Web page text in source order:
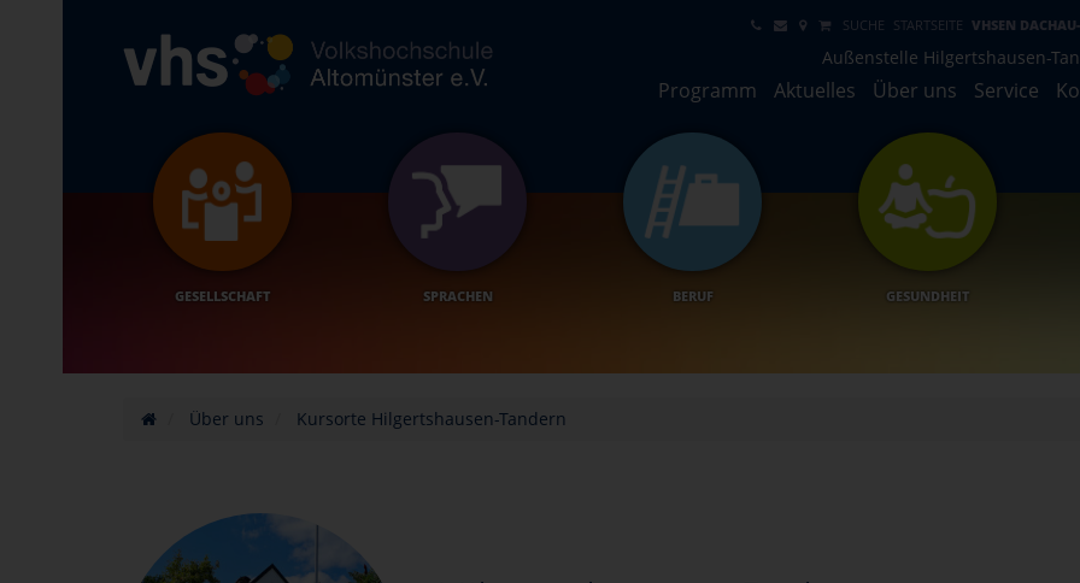
SUCHE STARTSEITE VHSEN
Außenstelle Hilgertshausen-
Programm Aktuelles Über uns Service
GESELLSCHAFT SPRACHEN BERUF GESUNDHEIT
Über uns Kursorte Hilgertshausen-Tandern